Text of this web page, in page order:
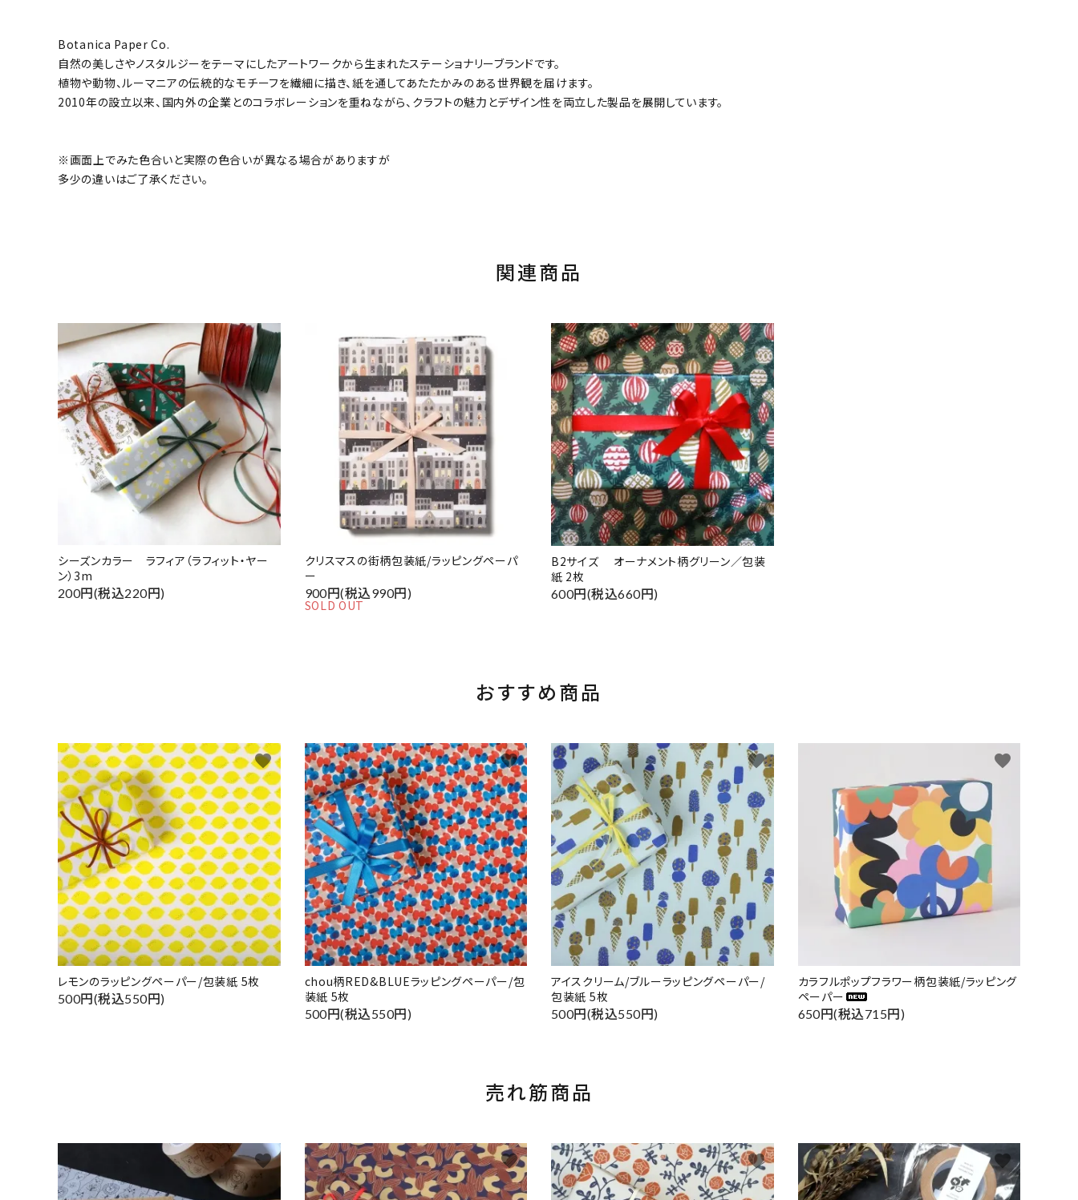
Botanica Paper Co.
自然の美しさやノスタルジーをテーマにしたアートワークから生まれたステーショナリーブランドです。
植物や動物、ルーマニアの伝統的なモチーフを繊細に描き、紙を通してあたたかみのある世界観を届けます。
2010年の設立以来、国内外の企業とのコラボレーションを重ねながら、クラフトの魅力とデザイン性を両立した製品を展開しています。
※画面上でみた色合いと実際の色合いが異なる場合がありますが
多少の違いはご了承ください。
関連商品
シーズンカラー ラフィア（ラフィット・ヤー
ン）3m
200円(税込220円)
クリスマスの街柄包装紙/ラッピングペーパ
ー
900円(税込990円)
SOLD OUT
B2サイズ オーナメント柄グリーン／包装
紙 2枚
600円(税込660円)
おすすめ商品
レモンのラッピングペーパー/包装紙 5枚
500円(税込550円)
favorite
chou柄RED&BLUEラッピングペーパー/包
装紙 5枚
500円(税込550円)
favorite
アイスクリーム/ブルーラッピングペーパー/
包装紙 5枚
500円(税込550円)
favorite
カラフルポップフラワー柄包装紙/ラッピング
ペーパー
650円(税込715円)
favorite
売れ筋商品
favorite favorite favorite favorite